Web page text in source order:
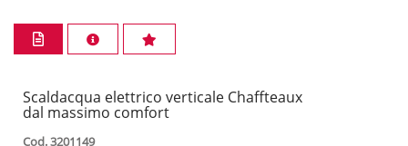
Scaldacqua elettrico verticale Chaffteaux
dal massimo comfort
Cod. 3201149